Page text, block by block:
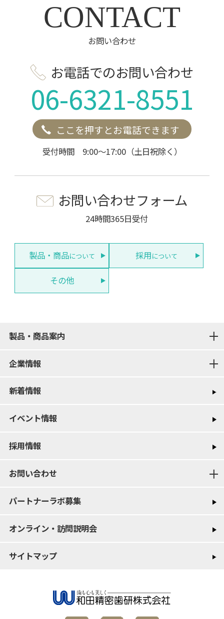
CONTACT
お問い合わせ
お電話でのお問い合わせ
06-6321-8551
ここを押すとお電話できます
受付時間 9:00～17:00（土日祝除く）
お問い合わせフォーム
24時間365日受付
製品・商品について 採用について
その他
製品・商品案内
企業情報
新着情報
イベント情報
採用情報
お問い合わせ
パートナーラボ募集
オンライン・訪問説明会
サイトマップ